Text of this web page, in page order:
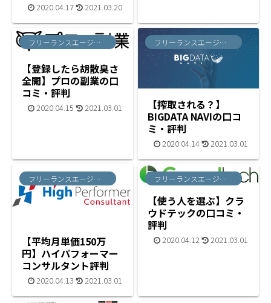
2020.04.17 2021.03.20
フリーランスエージェント
【登録したら胡散臭さ
全開】プロの副業の口
コミ・評判
2020.04.15 2021.03.01
フリーランスエージェント
【搾取される？】
BIGDATA NAVIの口コ
ミ・評判
2020.04.14 2021.03.01
フリーランスエージェント
【平均月単価150万
円】ハイパフォーマー
コンサルタント評判
2020.04.13 2021.03.01
フリーランスエージェント
【使う人を選ぶ】クラ
ウドテックの口コミ・
評判
2020.04.12 2021.03.01